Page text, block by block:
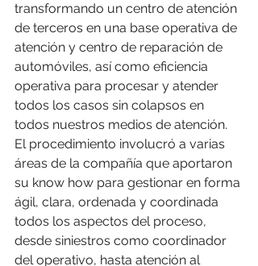
transformando un centro de atención
de terceros en una base operativa de
atención y centro de reparación de
automóviles, así como eficiencia
operativa para procesar y atender
todos los casos sin colapsos en
todos nuestros medios de atención.
El procedimiento involucró a varias
áreas de la compañía que aportaron
su know how para gestionar en forma
ágil, clara, ordenada y coordinada
todos los aspectos del proceso,
desde siniestros como coordinador
del operativo, hasta atención al